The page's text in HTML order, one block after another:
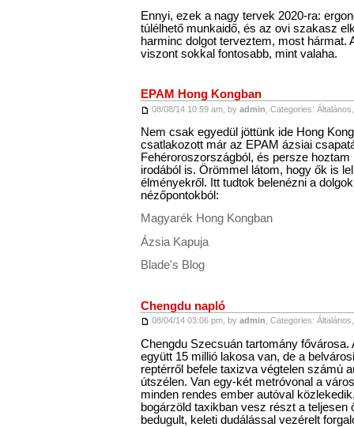
Ennyi, ezek a nagy tervek 2020-ra:
túlélhető munkaidő, és az ovi szakasz
harminc dolgot terveztem, most hármat.
viszont sokkal fontosabb, mint valaha.
EPAM Hong Kongban
08/08/14 10:59 am, by admin , Categories: Általános
Nem csak egyedül jöttünk ide Hong
csatlakozott már az EPAM ázsiai
Fehéroroszországból, és persze hoztam
irodából is. Örömmel látom, hogy ők is
élményekről. Itt tudtok belenézni a
nézőpontokból:
Magyarék Hong Kongban
Ázsia Kapuja
Blade's Blog
Chengdu napló
08/04/14 03:06 pm, by admin , Categories: Általános
Chengdu Szecsuán tartomány fővárosa.
együtt 15 millió lakosa van, de a
reptérről befele taxizva végtelen számú
útszélen. Van egy-két metróvonal a
minden rendes ember autóval
bogárzöld taxikban vesz részt a teljesen
bedugult, keleti dudálással vezérelt